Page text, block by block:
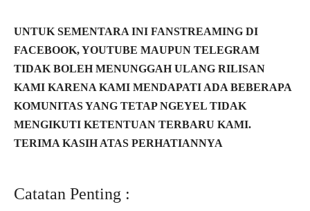
UNTUK SEMENTARA INI FANSTREAMING DI
FACEBOOK, YOUTUBE MAUPUN TELEGRAM
TIDAK BOLEH MENUNGGAH ULANG RILISAN
KAMI KARENA KAMI MENDAPATI ADA BEBERAPA
KOMUNITAS YANG TETAP NGEYEL TIDAK
MENGIKUTI KETENTUAN TERBARU KAMI.
TERIMA KASIH ATAS PERHATIANNYA
Catatan Penting :